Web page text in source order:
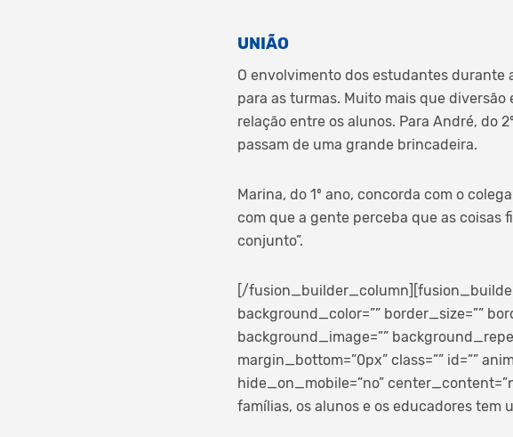
UNIÃO
O envolvimento dos estudantes durante
para as turmas. Muito mais que
relação entre os alunos. Para André, do
passam de uma grande brincadeira.
Marina, do 1º ano, concorda com o
com que a gente perceba que as coisas
conjunto”.
[/
background_color=”” border_size=””
background_image=””
margin_bottom=”0px” class=”” id=””
hide_on_mobile=”no”
famílias, os alunos e os educadores tem